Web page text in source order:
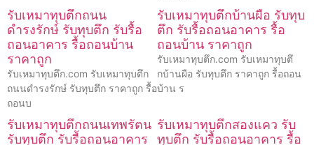
รับเหมาทุบตึกถนน
ดำรงรักษ์ รับทุบตึก รับรื้อ
ถอนอาคาร รื้อถอนบ้าน
ราคาถูก
รับเหมาทุบตึก.com รับเหมาทุบตึก
ถนนดำรงรักษ์ รับทุบตึก ราคาถูก รื้อ
ถอนบ
รับเหมาทุบตึกบ้านผือ รับทุบ
ตึก รับรื้อถอนอาคาร รื้อ
ถอนบ้าน ราคาถูก
รับเหมาทุบตึก.com รับเหมาทุบตึ
กบ้านผือ รับทุบตึก ราคาถูก รื้อถอน
บ้าน ร
รับเหมาทุบตึกถนนเทพรัตน
รับทุบตึก รับรื้อถอนอาคาร
รับเหมาทุบตึกสองแคว รับ
ทุบตึก รับรื้อถอนอาคาร รื้อ